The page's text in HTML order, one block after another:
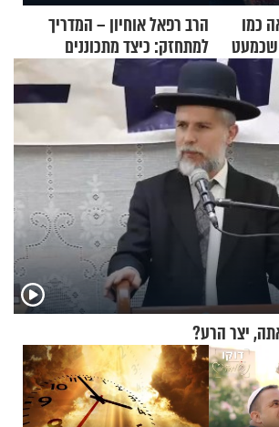
כמו
שכמעט
הרב רפאל אוחיון – המדריך
למתחזק: כיצד מתכוננים
לתפילה?
יצר הרע?